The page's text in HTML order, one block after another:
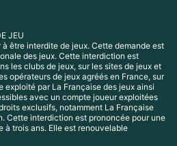
JEU
être interdite de jeux. Cette demande est
des jeux. Cette interdiction est
les clubs de jeux, sur les sites de jeux et
opérateurs de jeux agréés en France, sur
exploité par La Française des jeux ainsi
avec un compte joueur exploitées
exclusifs, notamment La Française
Cette interdiction est prononcée pour une
à trois ans. Elle est renouvelable